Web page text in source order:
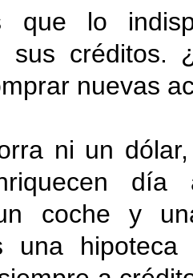
que lo
sus créditos.
nuevas
ni un
día
coche y
una